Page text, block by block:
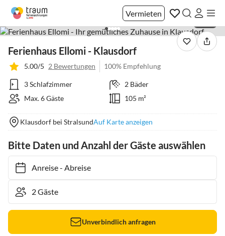
Vermieten
Ferienhaus Ellomi - Klausdorf
5.00/5 2 Bewertungen 100% Empfehlung
3 Schlafzimmer
2 Bäder
Max. 6 Gäste
105 m²
Klausdorf bei StralsundAuf Karte anzeigen
Bitte Daten und Anzahl der Gäste auswählen
Anreise- Abreise
Unverbindlich anfragen